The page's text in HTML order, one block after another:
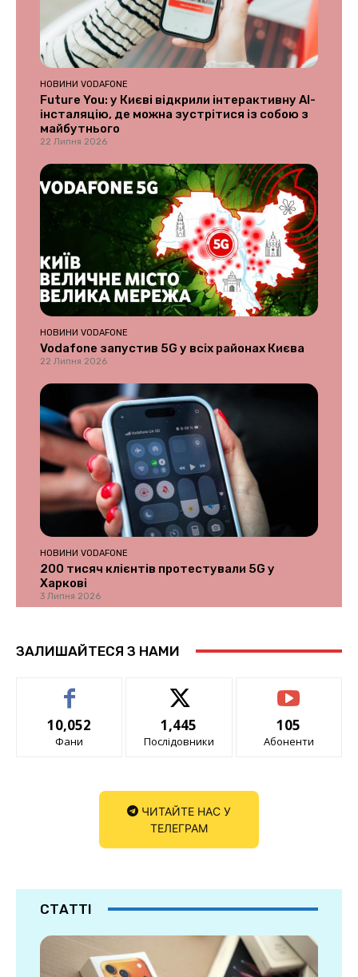
НОВИНИ VODAFONE
Future You: у Києві відкрили інтерактивну AI-
інсталяцію, де можна зустрітися із собою з
майбутнього
22 Липня 2026
НОВИНИ VODAFONE
Vodafone запустив 5G у всіх районах Києва
22 Липня 2026
НОВИНИ VODAFONE
200 тисяч клієнтів протестували 5G у
Харкові
3 Липня 2026
ЗАЛИШАЙТЕСЯ З НАМИ
10,052
Фани
1,445
Послідовники
105
Абоненти
ЧИТАЙТЕ НАС У
ТЕЛЕГРАМ
СТАТТІ